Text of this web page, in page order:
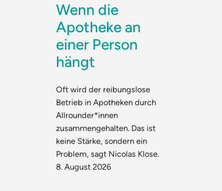
Wenn die
Apotheke an
einer Person
hängt
Oft wird der reibungslose
Betrieb in Apotheken durch
Allrounder*innen
zusammengehalten. Das ist
keine Stärke, sondern ein
Problem, sagt Nicolas Klose.
8. August 2026